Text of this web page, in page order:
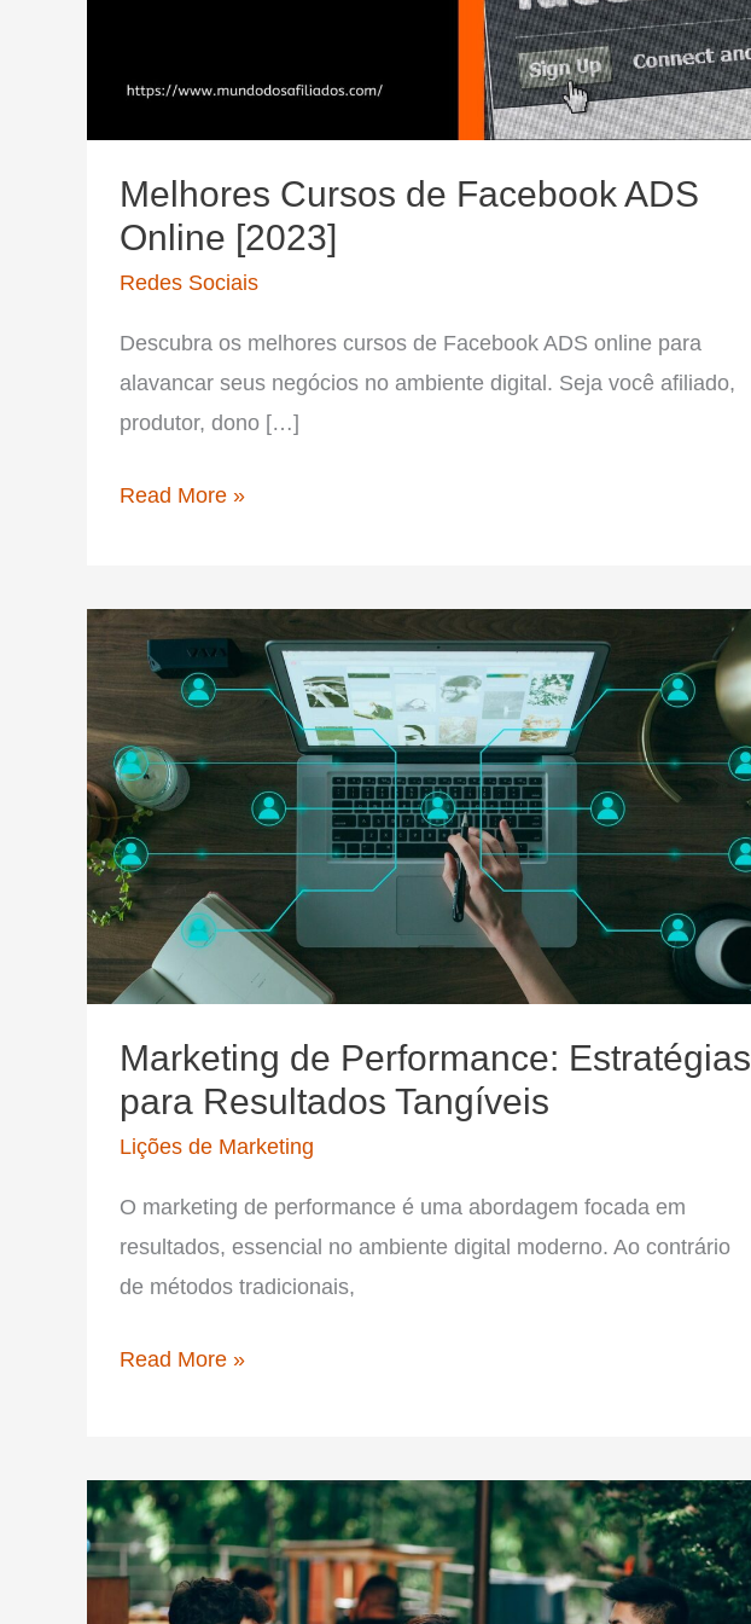
Melhores Cursos de Facebook ADS
Online [2023]
Redes Sociais
Descubra os melhores cursos de Facebook ADS online para
alavancar seus negócios no ambiente digital. Seja você afiliado,
produtor, dono […]
Melhores
Facebook
ADS
Online
[2023]
Read More »
Marketing de Performance: Estratégias
para Resultados Tangíveis
Lições de Marketing
O marketing de performance é uma abordagem focada em
resultados, essencial no ambiente digital moderno. Ao contrário
de métodos tradicionais,
Marketing
Estratégias
para
Resultados
Tangíveis
Read More »